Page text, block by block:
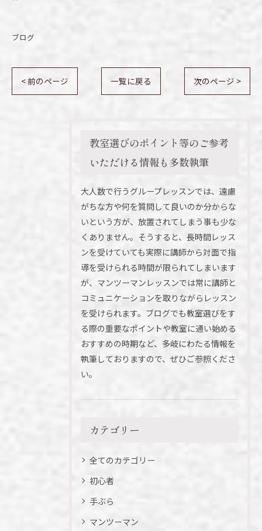
ブログ
< 前のページ 一覧に戻る 次のページ >
教室選びのポイント等のご参考
いただける情報も多数執筆
大人数で行うグループレッスンでは、遠慮
がちな方や何を質問して良いのか分からな
いという方が、放置されてしまう事も少な
くありません。そうすると、長時間レッス
ンを受けていても実際に講師から対面で指
導を受けられる時間が限られてしまいます
が、マンツーマンレッスンでは常に講師と
コミュニケーションを取りながらレッスン
を受けられます。ブログでも教室選びをす
る際の重要なポイントや教室に通い始める
おすすめの時期など、多岐にわたる情報を
執筆しておりますので、ぜひご参照くださ
い。
カテゴリー
全てのカテゴリー
初心者
手ぶら
マンツーマン